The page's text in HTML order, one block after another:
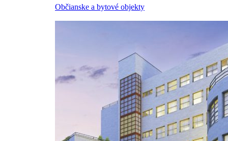
Občianske a bytové objekty